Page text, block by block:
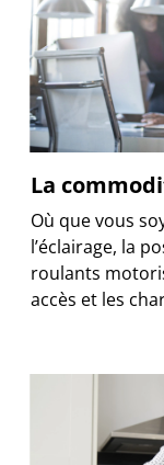
La
Où que vous
l’éclairage, la
roulants
accès et les